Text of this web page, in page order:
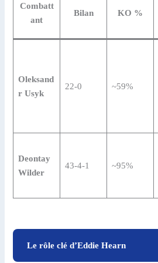
Combatt
ant
Bilan KO %
Oleksand
r Usyk
22-0 ~59%
Deontay
Wilder
43-4-1 ~95%
Le rôle clé d’Eddie Hearn